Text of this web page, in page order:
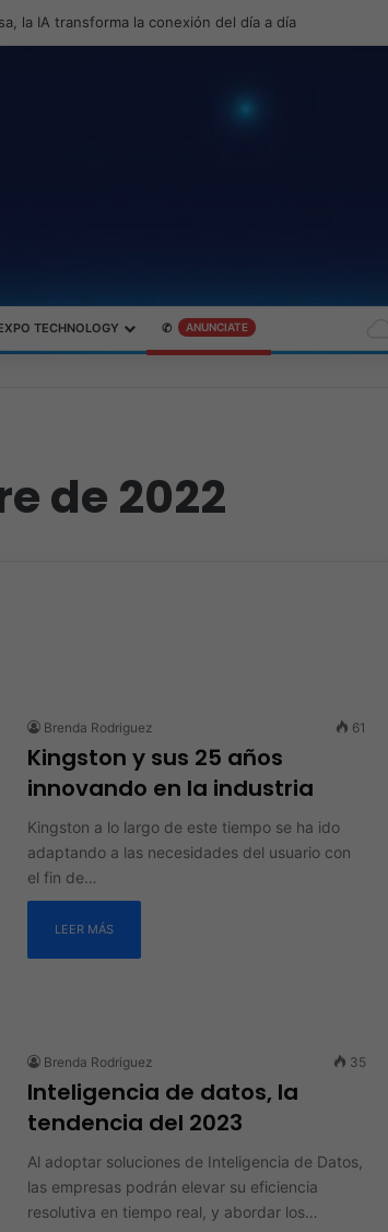
y el gaming con la experiencia Duo
TECHNOLOGY ✆ ANUNCIATE
de 2022
Brenda Rodriguez 61
Kingston y sus 25 años
innovando en la industria
Kingston a lo largo de este tiempo se ha ido
adaptando a las necesidades del usuario con
el fin de…
LEER MÁS
Brenda Rodriguez 35
Inteligencia de datos, la
tendencia del 2023
Al adoptar soluciones de Inteligencia de Datos,
las empresas podrán elevar su eficiencia
resolutiva en tiempo real, y abordar los…